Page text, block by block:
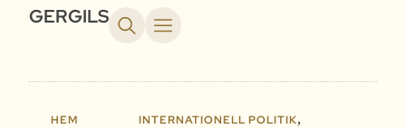
GERGILS
HEM
INTERNATIONELL POLITIK,